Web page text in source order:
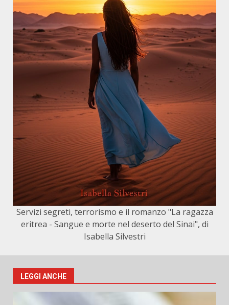
Servizi segreti, terrorismo e il romanzo "La ragazza
eritrea - Sangue e morte nel deserto del Sinai", di
Isabella Silvestri
LEGGI ANCHE